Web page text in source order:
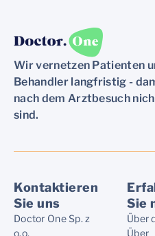
Wir vernetzen Patienten
Behandler langfristig -
nach dem Arztbesuch
sind.
Kontaktieren
Sie uns
Doctor One Sp. z
o.o.
Sie
Über
Über